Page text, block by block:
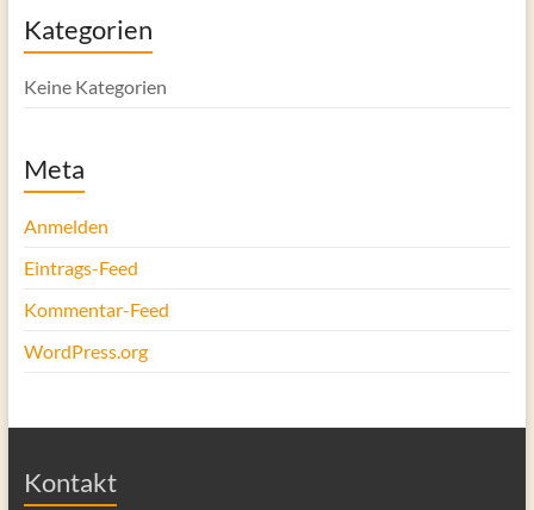
Kategorien
Keine Kategorien
Meta
Anmelden
Eintrags-Feed
Kommentar-Feed
WordPress.org
Kontakt